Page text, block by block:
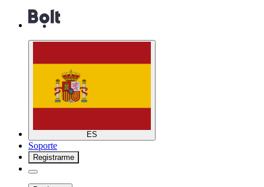
ES
Soporte
Registrarme